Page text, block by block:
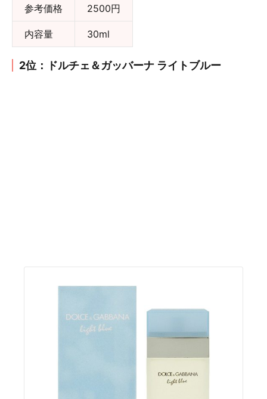
参考価格 2500円
内容量 30ml
2位：ドルチェ＆ガッバーナ ライトブルー